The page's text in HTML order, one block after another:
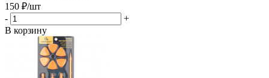
150 ₽/шт
-
+
В корзину